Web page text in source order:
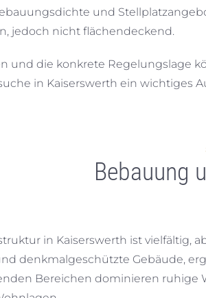
und
jedoch nicht flächendeckend.
und die konkrete Regelungslage
in Kaiserswerth ein wichtiges
Bebauung
in Kaiserswerth ist vielfältig,
denkmalgeschützte Gebäude,
Bereichen dominieren